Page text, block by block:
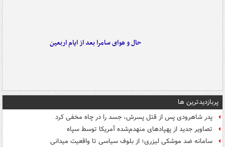
حال و هوای سامرا بعد از ایام اربعین
پربازدیدترین ها
پدر شاهرودی پس از قتل پسرش، جسد را در چاه مخفی کرد
تصاویر جدید از پهپادهای منهدم‌شده آمریکا توسط سپاه
سامانه ضد موشکی لیزری؛ از بلوف سیاسی تا واقعیت میدانی